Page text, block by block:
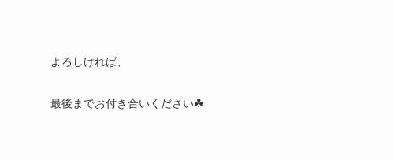
よろしければ、
最後までお付き合いください☘